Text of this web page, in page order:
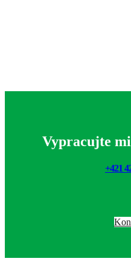
Vypracujte
+421